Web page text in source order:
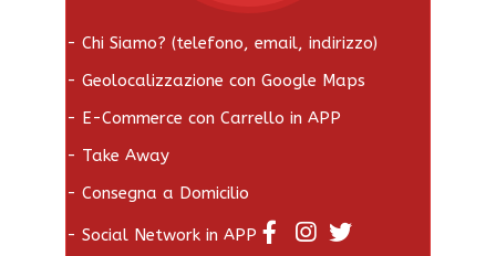
- Chi Siamo? (telefono, email, indirizzo)
- Geolocalizzazione con Google Maps
- E-Commerce con Carrello in APP
- Take Away
- Consegna a Domicilio
- Social Network in APP